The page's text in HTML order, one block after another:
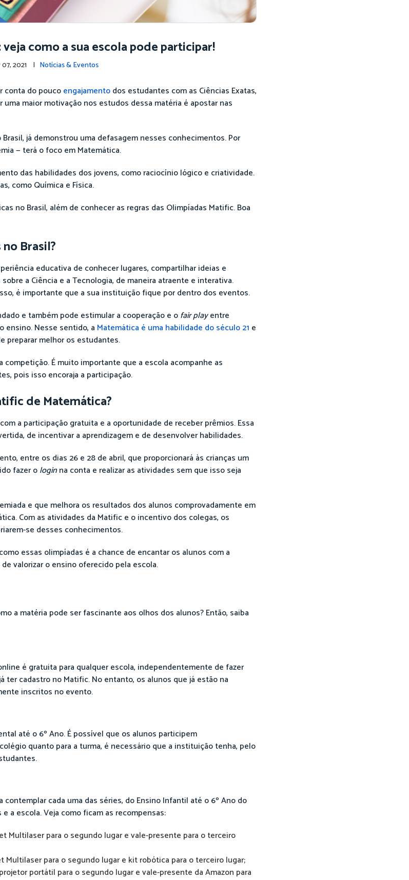
como a sua escola pode participar!
2021 | Notícias & Eventos
conta do poucoengajamentodos estudantes com as Ciências Exatas,
maior motivação nos estudos dessa matéria é apostar nas
já demonstrou uma defasagem nesses conhecimentos. Por
— terá o foco em Matemática.
das habilidades dos jovens, como raciocínio lógico e criatividade.
como Química e Física.
no Brasil, além de conhecer as regras das Olimpíadas Matific. Boa
Brasil?
educativa de conhecer lugares, compartilhar ideias e
a Ciência e a Tecnologia, de maneira atraente e interativa.
é importante que a sua instituição fique por dentro dos eventos.
e também pode estimular a cooperação e ofair playentre
ensino. Nesse sentido, a Matemática é uma habilidade do século 21 e
preparar melhor os estudantes.
É muito importante que a escola acompanhe as
pois isso encoraja a participação.
de Matemática?
a participação gratuita e a oportunidade de receber prêmios. Essa
de incentivar a aprendizagem e de desenvolver habilidades.
entre os dias 26 e 28 de abril, que proporcionará às crianças um
fazer ologinna conta e realizar as atividades sem que isso seja
e que melhora os resultados dos alunos comprovadamente em
Com as atividades da Matific e o incentivo dos colegas, os
se desses conhecimentos.
essas olimpíadas é a chance de encantar os alunos com a
valorizar o ensino oferecido pela escola.
a matéria pode ser fascinante aos olhos dos alunos? Então, saiba
é gratuita para qualquer escola, independentemente de fazer
ter cadastro no Matific. No entanto, os alunos que já estão na
inscritos no evento.
até o 6º Ano. É possível que os alunos participem
quanto para a turma, é necessário que a instituição tenha, pelo
cada uma das séries, do Ensino Infantil até o 6º Ano do
a escola. Veja como ficam as recompensas:
Multilaser para o segundo lugar e vale-presente para o terceiro
Multilaser para o segundo lugar e kit robótica para o terceiro lugar;
portátil para o segundo lugar e vale-presente da Amazon para